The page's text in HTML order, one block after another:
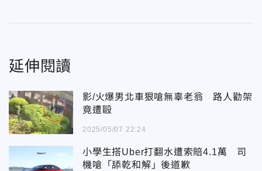
延伸閱讀
影/火爆男北車狠嗆無辜老翁 路人勸架
竟遭毆
2025/05/07 22:24
小學生搭Uber打翻水遭索賠4.1萬 司
機嗆「舔乾和解」後道歉